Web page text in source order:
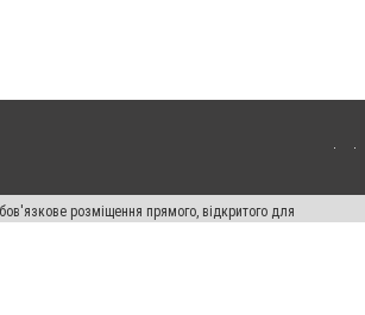
розміщення прямого, відкритого для